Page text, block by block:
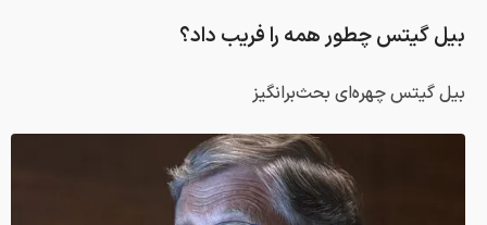
بیل گیتس چطور همه را فریب داد؟
بیل گیتس چهره‌ای بحث‌برانگیز